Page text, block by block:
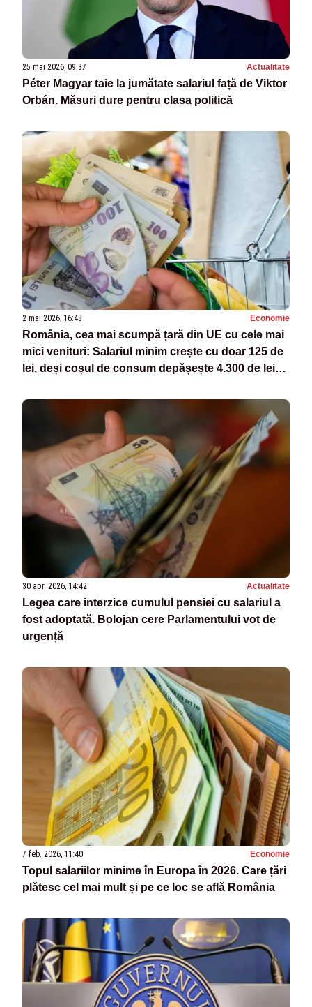
25 mai 2026, 09:37 Actualitate
Péter Magyar taie la jumătate salariul față de Viktor
Orbán. Măsuri dure pentru clasa politică
2 mai 2026, 16:48 Economie
România, cea mai scumpă țară din UE cu cele mai
mici venituri: Salariul minim crește cu doar 125 de
lei, deși coșul de consum depășește 4.300 de lei
30 apr. 2026, 14:42 Actualitate
Legea care interzice cumulul pensiei cu salariul a
fost adoptată. Bolojan cere Parlamentului vot de
urgență
7 feb. 2026, 11:40 Economie
Topul salariilor minime în Europa în 2026. Care țări
plătesc cel mai mult și pe ce loc se află România